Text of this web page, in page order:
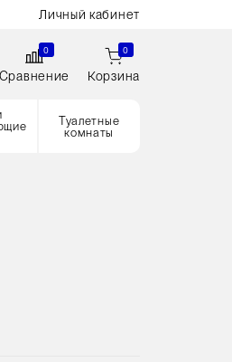
Личный кабинет
0
Сравнение
0
Корзина
Туалетные
комнаты